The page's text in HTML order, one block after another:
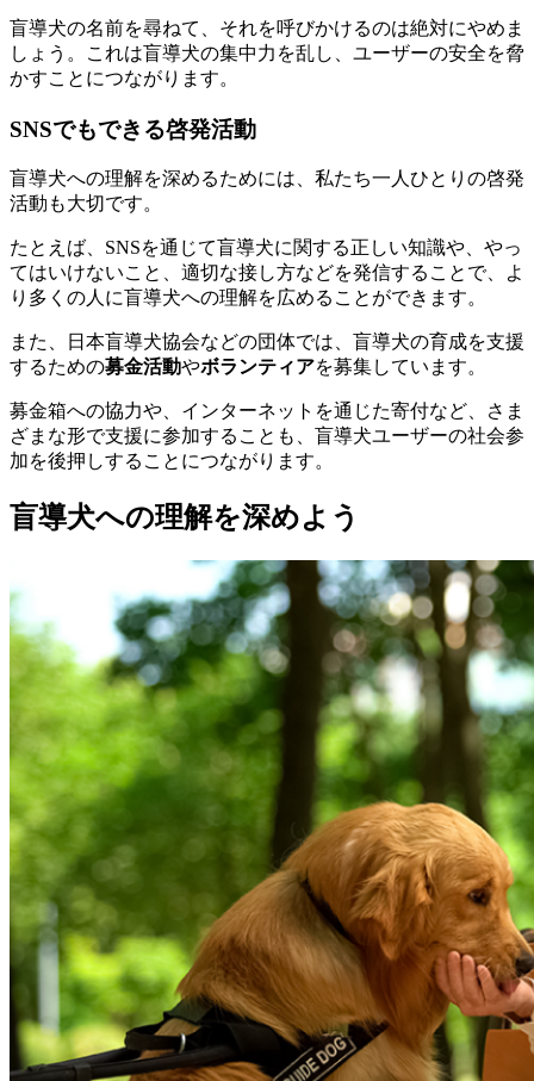
盲導犬の名前を尋ねて、それを呼びかけるのは絶対にやめま
しょう。これは盲導犬の集中力を乱し、 ユーザーの安全を脅
かすことにつながります。
SNSでもできる啓発活動
盲導犬への理解を深めるためには、私たち一人ひとりの啓発
活動も大切です。
たとえば、SNSを通じて盲導犬に関する正しい知識や、やっ
てはいけないこと、適切な接し方などを発信することで、よ
り多くの人に盲導犬への理解を広めることができます。
また、日本盲導犬協会などの団体では、盲導犬の育成を支援
するための募金活動やボランティアを募集しています。
募金箱への協力や、インターネットを通じた寄付など、さま
ざまな形で支援に参加することも、盲導犬ユーザーの社会参
加を後押しすることにつながります。
盲導犬への理解を深めよう